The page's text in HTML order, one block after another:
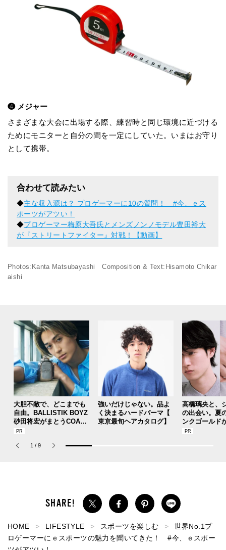
❹ メジャー
さまざまな大会に出場する際、練習時と同じ環境に近づける
ためにモニターと自分の間を一定にしていた。いまはお守り
として携帯。
合わせて読みたい
◆主な収入源は？ プロゲーマーに10の質問！ #今、ｅス
ポーツがアツい！
◆プロゲーマー梅原大吾氏とメンズノンノモデル豊田裕大
が『ストリートファイター』対戦！【動画】
Photos:Kanta Matsubayashi Composition & Text:Hisamoto Chikar
aishi
大胆不敵で、どこまでも
自由。BALLISTIK BOYZ
砂田将宏がまとうCOACH
の新作フレグランス「コ
パルファム」
強いだけじゃない。品よ
く決まるハードパーマ【
東京最旬ヘアカタログ】
高橋璃央と、
の出会い。夏
ンクゴールド
SUMMER
1 / 9
HOME LIFESTYLE スポーツを楽しむ
世界No.1プ
ロゲーマーにｅスポーツの魅力を聞いてきた！ #今、ｅスポー